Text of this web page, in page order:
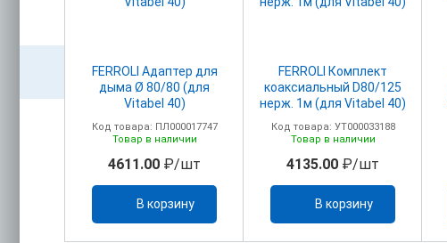
FERROLI Адаптер для
дыма Ø 80/80 (для
Vitabel 40)
Код товара: ПЛ000017747
Товар в наличии
4611.00 ₽/шт
В корзину
FERROLI Комплект
коаксиальный D80/125
нерж. 1м (для Vitabel 40)
Код товара: УТ000033188
Товар в наличии
4135.00 ₽/шт
В корзину